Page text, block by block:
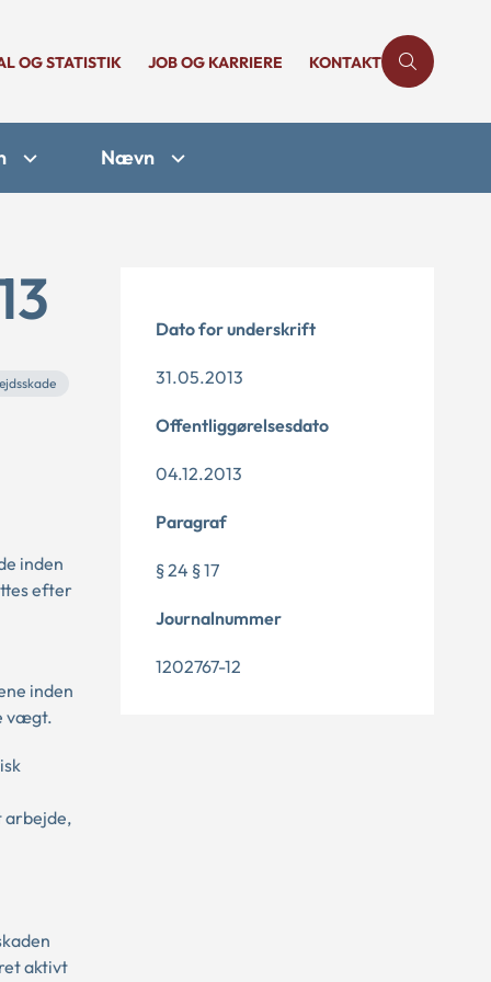
OG STATISTIK JOB OG KARRIERE KONTAKT
Nævn
inden
efter
inden
vægt.
arbejde,
aktivt
Dato for underskrift
31.05.2013
Offentliggørelsesdato
04.12.2013
Paragraf
§ 24 § 17
Journalnummer
1202767-12